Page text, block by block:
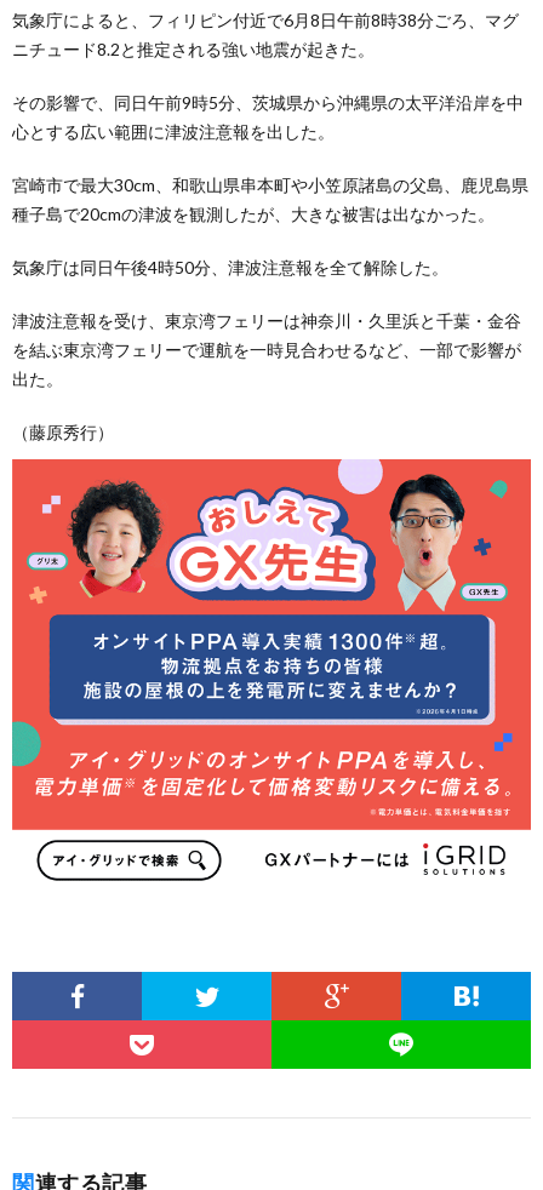
気象庁によると、フィリピン付近で6月8日午前8時38分ごろ、マグ
ニチュード8.2と推定される強い地震が起きた。
その影響で、同日午前9時5分、茨城県から沖縄県の太平洋沿岸を中
心とする広い範囲に津波注意報を出した。
宮崎市で最大30cm、和歌山県串本町や小笠原諸島の父島、鹿児島県
種子島で20cmの津波を観測したが、大きな被害は出なかった。
気象庁は同日午後4時50分、津波注意報を全て解除した。
津波注意報を受け、東京湾フェリーは神奈川・久里浜と千葉・金谷
を結ぶ東京湾フェリーで運航を一時見合わせるなど、一部で影響が
出た。
（藤原秀行）
関連する記事